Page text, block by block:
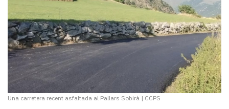
Una carretera recent asfaltada al Pallars Sobirà | CCPS